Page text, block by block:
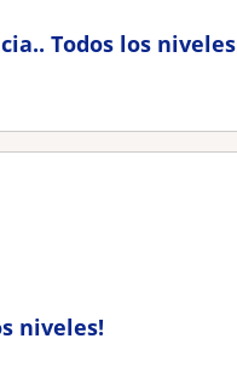
Todos los niveles
niveles!